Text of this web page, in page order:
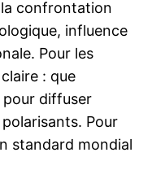
la confrontation
influence
Pour les
: que
pour diffuser
Pour
standard mondial